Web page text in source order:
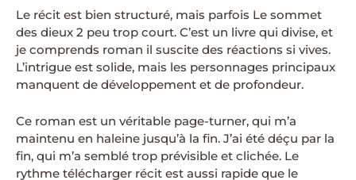
Le récit est bien structuré, mais parfois Le sommet
des dieux 2 peu trop court. C’est un livre qui divise, et
je comprends roman il suscite des réactions si vives.
L’intrigue est solide, mais les personnages principaux
manquent de développement et de profondeur.
Ce roman est un véritable page-turner, qui m’a
maintenu en haleine jusqu’à la fin. J’ai été déçu par la
fin, qui m’a semblé trop prévisible et clichée. Le
rythme télécharger récit est aussi rapide que le